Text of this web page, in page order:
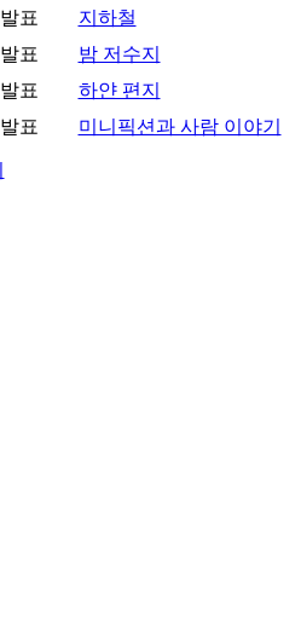
발표
지하철
발표
밤 저수지
발표
하얀 편지
발표 미니픽션과 사람 이야기